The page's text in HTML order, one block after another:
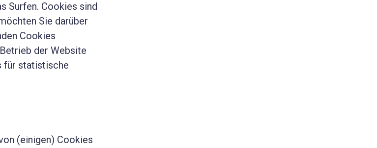
Surfen. Cookies sind
Sie darüber
Cookies
der Website
für statistische
(einigen) Cookies